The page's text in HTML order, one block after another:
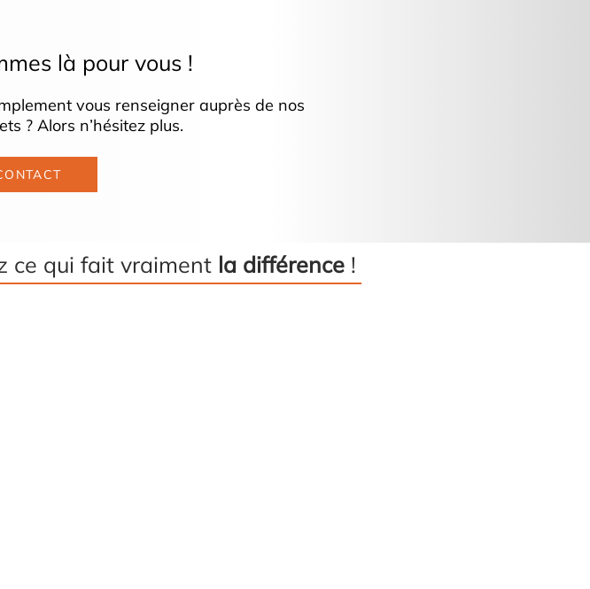
là pour vous !
vous renseigner auprès de nos
? Alors n’hésitez plus.
ce qui fait vraiment la différence!